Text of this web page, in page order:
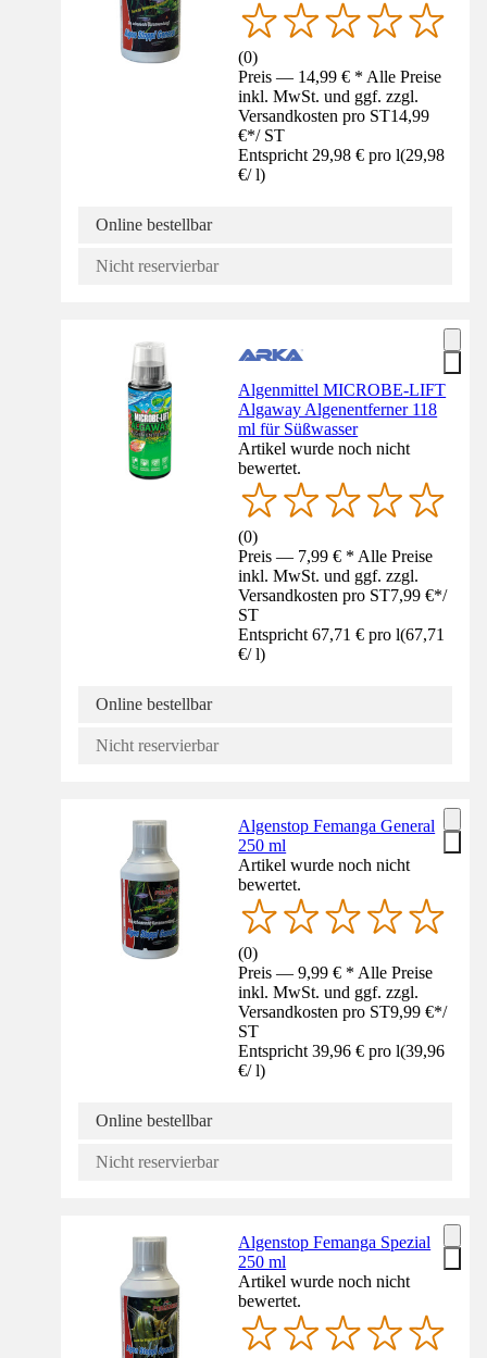
(0)
Preis — 14,99 € * Alle Preise
inkl. MwSt. und ggf. zzgl.
Versandkosten pro ST14,99
€*/ ST
Entspricht 29,98 € pro l(29,98
€/ l)
Online bestellbar
Nicht reservierbar
Algenmittel MICROBE-LIFT
Algaway Algenentferner 118
ml für Süßwasser
Artikel wurde noch nicht
bewertet.
(0)
Preis — 7,99 € * Alle Preise
inkl. MwSt. und ggf. zzgl.
Versandkosten pro ST7,99 €*/
ST
Entspricht 67,71 € pro l(67,71
€/ l)
Online bestellbar
Nicht reservierbar
Algenstop Femanga General
250 ml
Artikel wurde noch nicht
bewertet.
(0)
Preis — 9,99 € * Alle Preise
inkl. MwSt. und ggf. zzgl.
Versandkosten pro ST9,99 €*/
ST
Entspricht 39,96 € pro l(39,96
€/ l)
Online bestellbar
Nicht reservierbar
Algenstop Femanga Spezial
250 ml
Artikel wurde noch nicht
bewertet.